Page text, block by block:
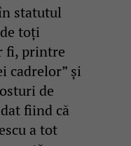
statutul
toți
fi, printre
cadrelor” și
de
fiind că
a tot